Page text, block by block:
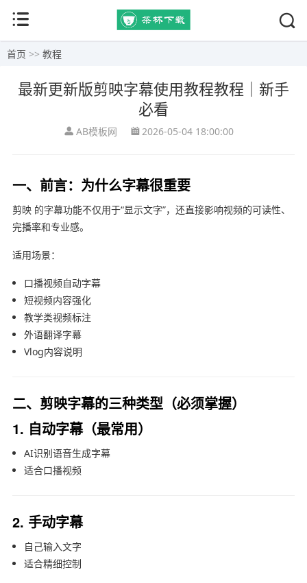
首页 >> 教程
最新更新版剪映字幕使用教程教程｜新手
必看
AB模板网 2026-05-04 18:00:00
一、前言：为什么字幕很重要
剪映的字幕功能不仅用于“显示文字”，还直接影响视频的可读性、
完播率和专业感。
适用场景：
口播视频自动字幕
短视频内容强化
教学类视频标注
外语翻译字幕
Vlog内容说明
二、剪映字幕的三种类型（必须掌握）
1. 自动字幕（最常用）
AI识别语音生成字幕
适合口播视频
2. 手动字幕
自己输入文字
适合精细控制